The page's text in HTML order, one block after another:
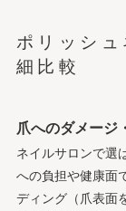
ポリッシ
細比較
爪へのダメージ
ネイルサロンで選
への負担や健康面
ディング（爪表面